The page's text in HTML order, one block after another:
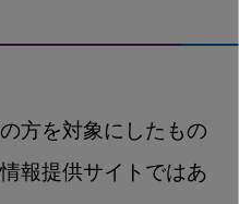
方を対象にしたもの
報提供サイトではあ